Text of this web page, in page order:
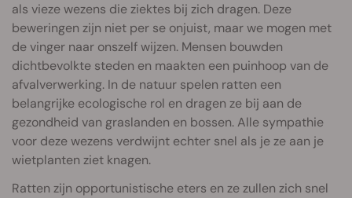
als vieze wezens die ziektes bij zich dragen. Deze
beweringen zijn niet per se onjuist, maar we mogen met
de vinger naar onszelf wijzen. Mensen bouwden
dichtbevolkte steden en maakten een puinhoop van de
afvalverwerking. In de natuur spelen ratten een
belangrijke ecologische rol en dragen ze bij aan de
gezondheid van graslanden en bossen. Alle sympathie
voor deze wezens verdwijnt echter snel als je ze aan je
wietplanten ziet knagen.
Ratten zijn opportunistische eters en ze zullen zich snel